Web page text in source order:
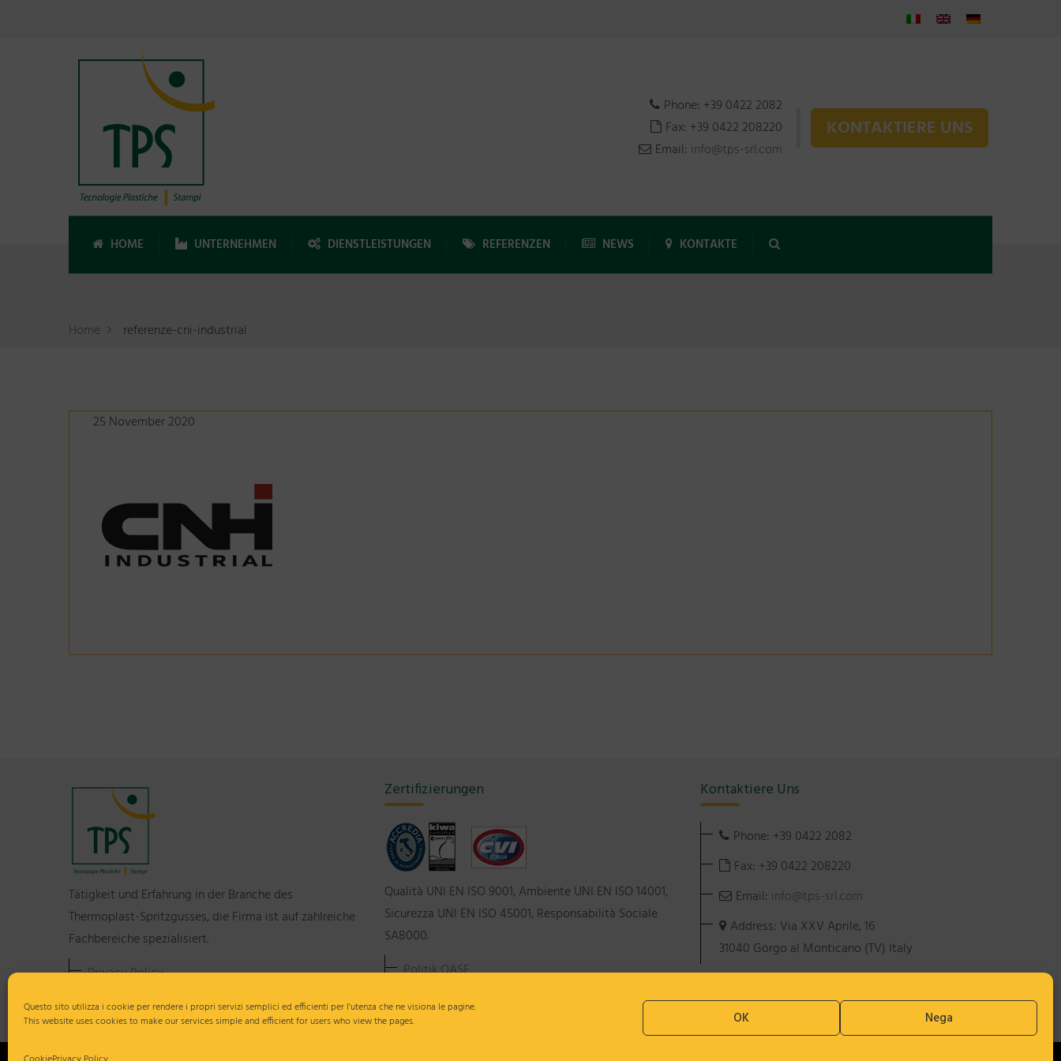
Questo sito utilizza i cookie per rendere i propri servizi semplici ed efficienti per l'utenza che ne visiona le pagine.
This website uses cookies to make our services simple and efficient for users who view the pages.
OK Nega
KONTAKTIERE UNS
Phone: +39 0422 2082
Fax: +39 0422 208220
Email: info@tps-srl.com
HOME UNTERNEHMEN DIENSTLEISTUNGEN REFERENZEN NEWS KONTAKTE
Home referenze-cni-industrial
25 November 2020
Tätigkeit und Erfahrung in der Branche des
Thermoplast-Spritzgusses, die Firma ist auf zahlreiche
Fachbereiche spezialisiert.
Privacy Policy
Cookie
Zertifizierungen
Qualità UNI EN ISO 9001, Ambiente UNI EN ISO 14001,
Sicurezza UNI EN ISO 45001, Responsabilità Sociale
SA8000.
Politik QASE
Ethischer Kodex
Kontaktiere Uns
Phone: +39 0422 2082
Fax: +39 0422 208220
Email: info@tps-srl.com
Address: Via XXV Aprile, 16
31040 Gorgo al Monticano (TV) Italy
Reg. Imp. di TV n. 02090510260 | Cap. Soc. € 98.000,00 i.v.